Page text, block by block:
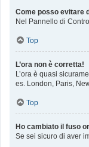
Come posso evitare
Nel Pannello di
Top
L’ora non è corretta!
L’ora è quasi
es. London, Paris,
Top
Ho cambiato il fuso
Se sei sicuro di aver